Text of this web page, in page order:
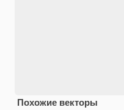
Похожие векторы